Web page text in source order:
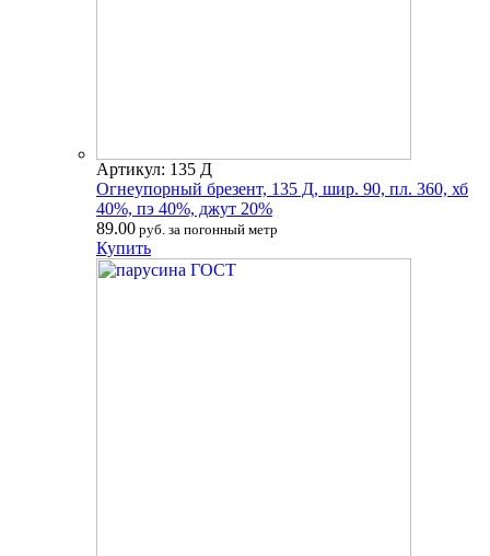
Артикул: 135 Д
Огнеупорный брезент, 135 Д, шир. 90, пл. 360, хб
40%, пэ 40%, джут 20%
89.00 руб. за погонный метр
Купить